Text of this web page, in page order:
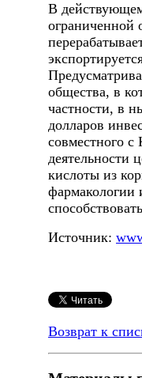
В
ограниченной
общества, в
частности, в
долларов
совместного
деятельности
кислоты из
Источник:
Возврат к